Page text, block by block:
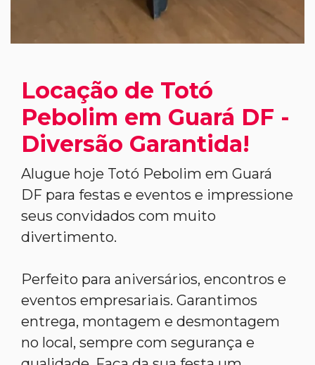
Locação de Totó
Pebolim em Guará DF -
Diversão Garantida!
Alugue hoje Totó Pebolim em Guará
DF para festas e eventos e impressione
seus convidados com muito
divertimento.
Perfeito para aniversários, encontros e
eventos empresariais. Garantimos
entrega, montagem e desmontagem
no local, sempre com segurança e